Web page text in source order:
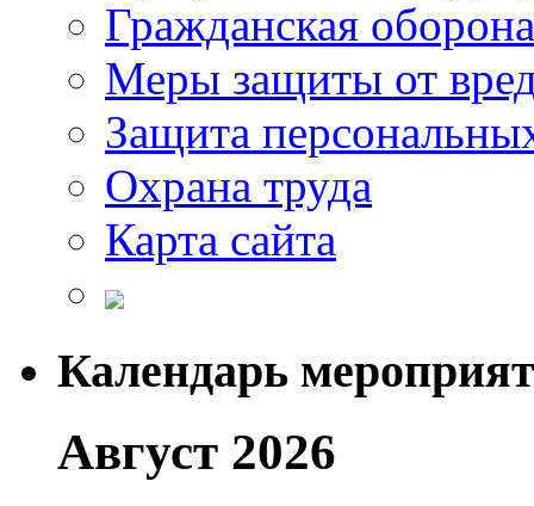
Гражданская оборона
Меры защиты от
Защита
Охрана труда
Карта сайта
Календарь
Август 2026